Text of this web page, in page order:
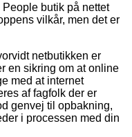
butik på nettet
vilkår, men det er
netbutikken er
en sikring om at online
med at internet
af fagfolk der er
genvej til opbakning,
i processen med din